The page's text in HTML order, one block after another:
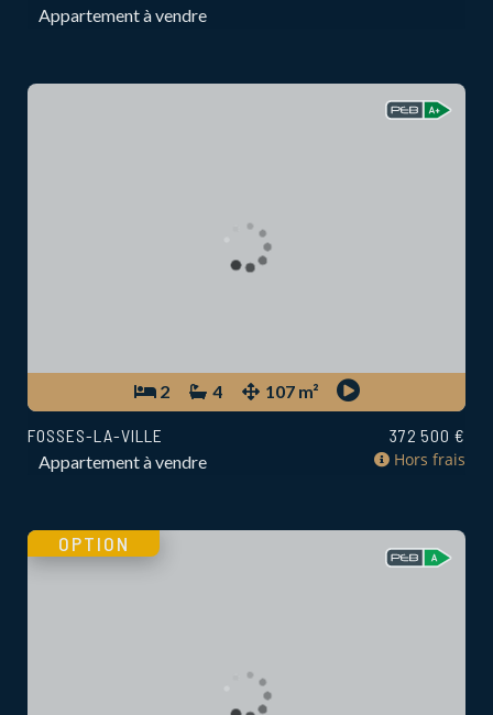
Appartement à vendre
2 4 107 m²
FOSSES-LA-VILLE
Appartement à vendre
372 500 €
Hors frais
OPTION